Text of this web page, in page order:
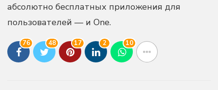
абсолютно бесплатных приложения для
пользователей — и One.
76 48 17 2 10